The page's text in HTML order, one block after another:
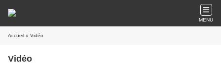
MENU
Accueil » Vidéo
Vidéo